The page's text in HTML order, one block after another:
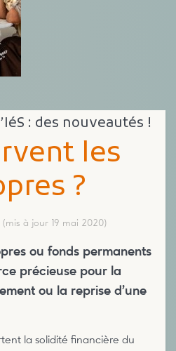
: des nouveautés !
les
?
(mis à jour 19 mai 2020)
ou fonds permanents
précieuse pour la
ou la reprise d’une
la solidité financière du